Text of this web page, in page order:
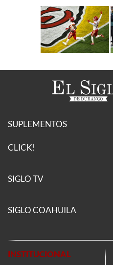
SUPLEMENTOS
CLICK!
SIGLO TV
SIGLO COAHUILA
INSTITUCIONAL